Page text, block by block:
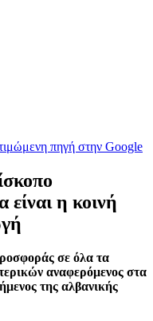
πηγή στην Google
η κοινή
σε όλα τα
αναφερόμενος στα
της αλβανικής